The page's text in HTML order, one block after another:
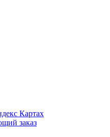
Картах
заказ